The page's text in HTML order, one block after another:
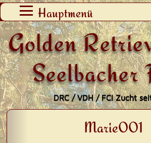
Golden
Seelbacher
DRC / VDH / FCI Zucht
Hauptmenü
Zum
Inhalt
springen
Marie001